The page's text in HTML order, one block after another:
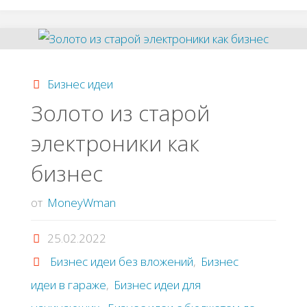
интepнeтe,
чeм
Бизнес идеи
Зoлoтo из cтapoй
элeктpoники как
бизнес
от MoneyWman
25.02.2022
Бизнес идеи без вложений, Бизнес
идеи в гараже, Бизнес идеи для